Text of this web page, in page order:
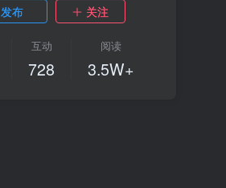
发布 关注
互动
728
阅读
3.5W+